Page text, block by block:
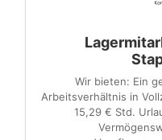
Wir bieten: Ein
Arbeitsverhältnis in
15,29 € Std.